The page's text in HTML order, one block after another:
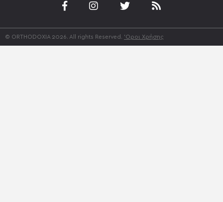
© ORTHODOXIA 2026. All rights Reserved. 'Οροι Χρήσης